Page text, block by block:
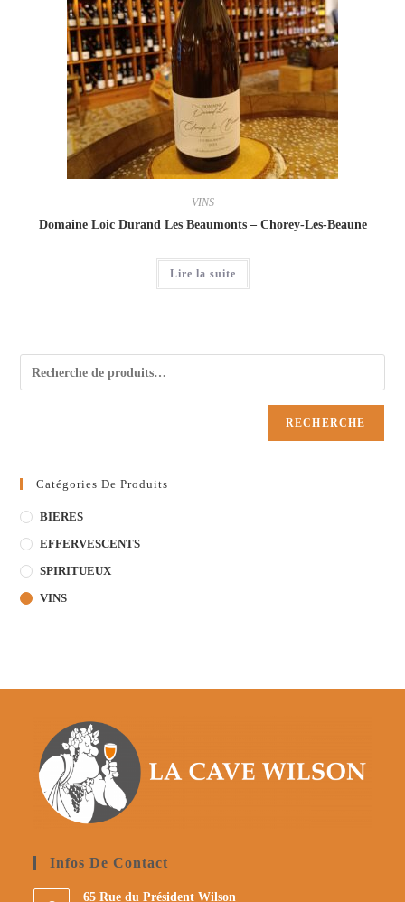
VINS
Domaine Loic Durand Les Beaumonts – Chorey-Les-Beaune
Lire la suite
RECHERCHE
Catégories De Produits
BIERES
EFFERVESCENTS
SPIRITUEUX
VINS
Infos De Contact
65 Rue du Président Wilson